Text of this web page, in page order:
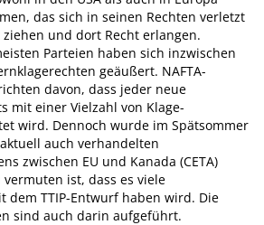
das sich in seinen Rechten verletzt
und dort Recht erlangen.
Parteien haben sich inzwischen
geäußert. NAFTA-
davon, dass jeder neue
mit einer Vielzahl von Klage-
wird. Dennoch wurde im Spätsommer
auch verhandelten
zwischen EU und Kanada (CETA)
ist, dass es viele
dem TTIP-Entwurf haben wird. Die
sind auch darin aufgeführt.